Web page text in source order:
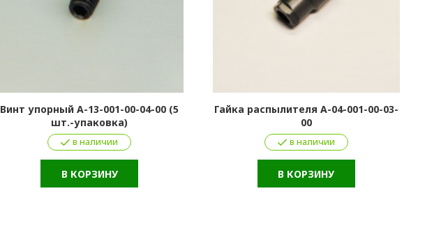
Винт упорный А-13-001-00-04-00 (5
шт.-упаковка)
в наличии
В КОРЗИНУ
Гайка распылителя А-04-001-00-03-
00
в наличии
В КОРЗИНУ